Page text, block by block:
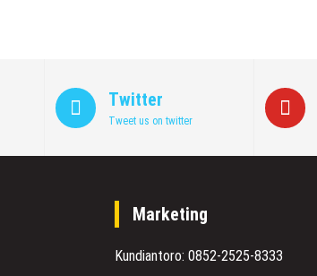
Twitter
Tweet us on twitter
Marketing
Kundiantoro: 0852-2525-8333